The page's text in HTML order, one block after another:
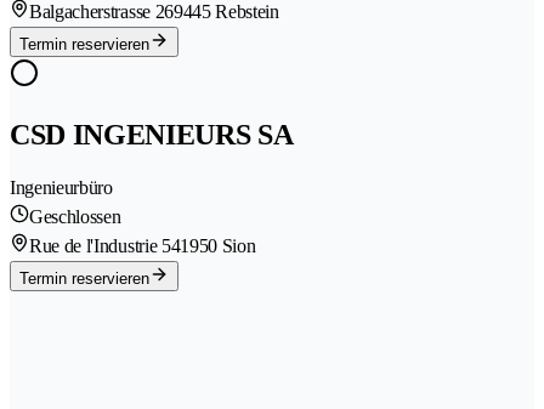
Balgacherstrasse 269445 Rebstein
Termin reservieren
CSD INGENIEURS SA
Ingenieurbüro
Geschlossen
Rue de l'Industrie 541950 Sion
Termin reservieren